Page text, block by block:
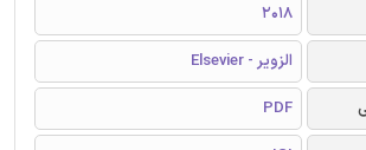
2018
الزویر - Elsevier
PDF